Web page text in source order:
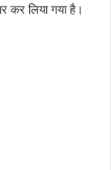
कर लिया गया है।